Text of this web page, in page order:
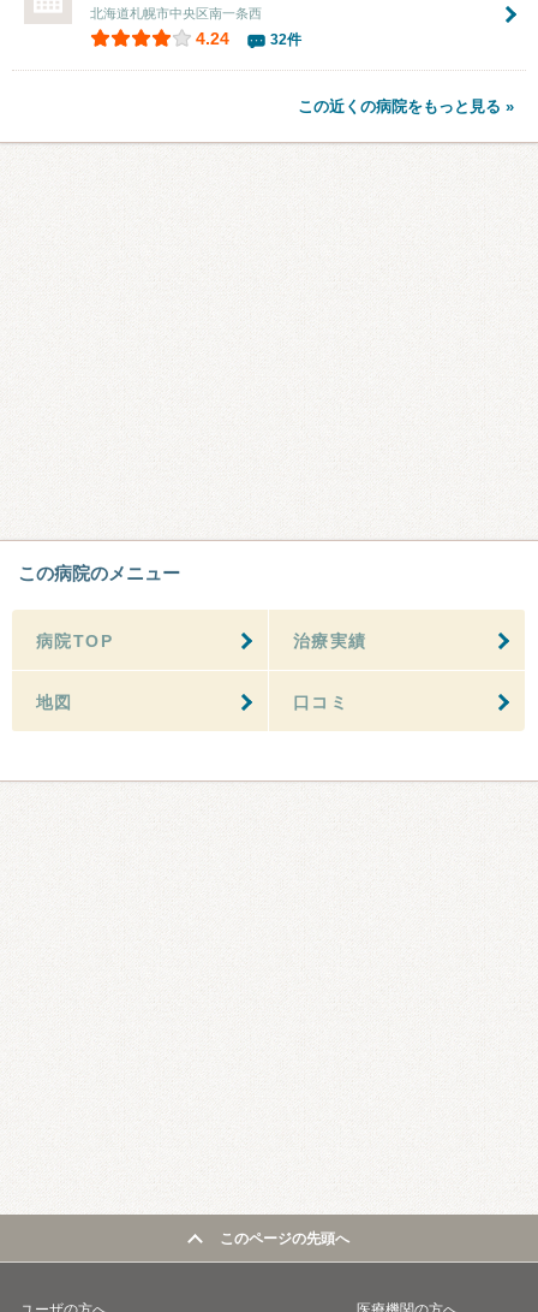
北海道札幌市中央区南一条西
4.24 32件
この近くの病院をもっと見る »
この病院のメニュー
病院TOP 治療実績
地図 口コミ
このページの先頭へ